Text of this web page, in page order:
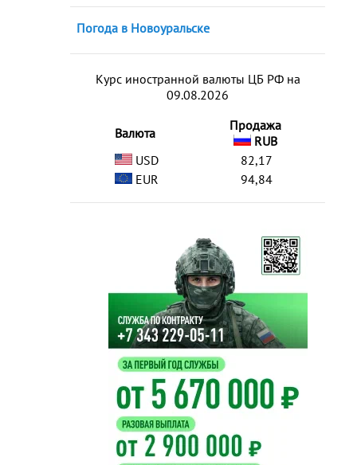
Погода в Новоуральске
Курс иностранной валюты ЦБ РФ на
09.08.2026
Валюта
Продажа
RUB
USD
82,17
EUR
94,84